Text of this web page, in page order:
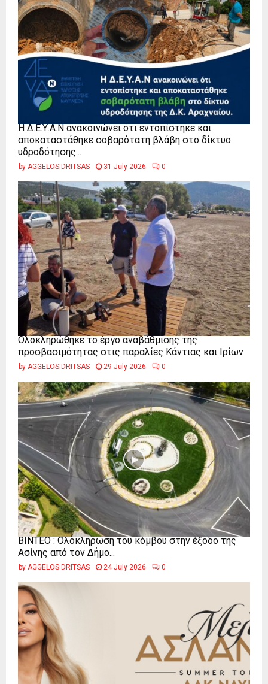
Η Δ.Ε.Υ.Α.Ν ανακοινώνει ότι εντοπίστηκε και
αποκαταστάθηκε σοβαρότατη βλάβη στο δίκτυο
υδροδότησης...
by AGGELOS DRITSAS 31 July 2026 0
Ολοκληρώθηκε το έργο αναβάθμισης της
προσβασιμότητας στις παραλίες Κάντιας και Ιρίων
by AGGELOS DRITSAS 29 July 2026 0
ΒΙΝΤΕΟ : Ολοκλήρωση του κόμβου στην έξοδο της
Ασίνης από τον Δήμο...
by AGGELOS DRITSAS 24 July 2026 0